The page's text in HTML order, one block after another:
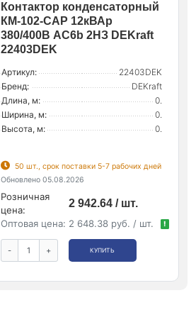
Контактор конденсаторный
КМ-102-CAP 12кВАр
380/400В AC6b 2НЗ DEKraft
22403DEK
Артикул:
22403DEK
Бренд:
DEKraft
Длина, м:
0.
Ширина, м:
0.
Высота, м:
0.
50 шт., срок поставки 5-7 рабочих дней
Обновлено 05.08.2026
Розничная
цена:
2 942.64 / шт.
Оптовая цена: 2 648.38 руб. / шт. !
- + КУПИТЬ